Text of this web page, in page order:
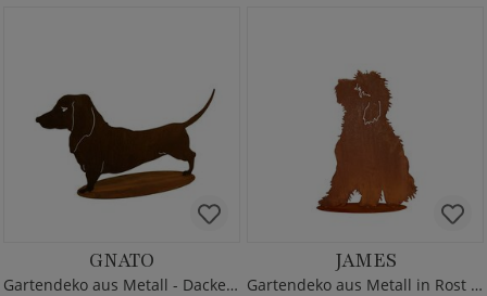
GNATO
Gartendeko aus Metall - Dackel - Rost
JAMES
Gartendeko aus Metall in Rost Optik